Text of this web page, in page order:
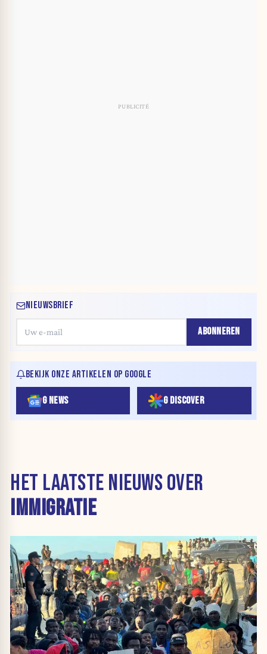
NIEUWSBRIEF
ABONNEREN
BEKIJK ONZE ARTIKELEN OP GOOGLE
G NEWS G DISCOVER
HET LAATSTE NIEUWS OVER
IMMIGRATIE